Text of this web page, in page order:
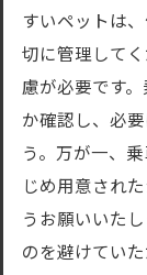
すいペットは
切に管理して
慮が必要です
か確認し、必
う。万が一、
じめ用意され
うお願いいた
のを避けてい